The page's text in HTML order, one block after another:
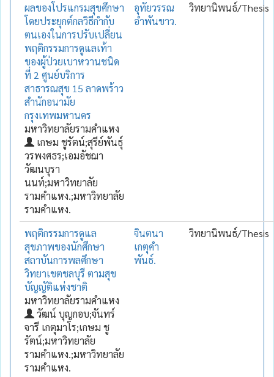
ผลของโปรแกรมสุขศึกษา
โดยประยุกต์กลวิธีกำกับ
ตนเองในการปรับเปลี่ยน
พฤติกรรมการดูแลเท้า
ของผู้ป่วยเบาหวานชนิด
ที่ 2 ศูนย์บริการ
สาธารณสุข 15 ลาดพร้าว
สำนักอนามัย
กรุงเทพมหานคร
มหาวิทยาลัยรามคำแหง
เกษม ชูรัตน์;สุรีย์พันธุ์
วรพงศธร;เอมอัชฌา
วัฒนบุรา
นนท์;มหาวิทยาลัย
รามคำแหง.;มหาวิทยาลัย
รามคำแหง.
อุทัยวรรณ
อำพันขาว.
วิทยานิพนธ์/Thesis
พฤติกรรมการดูแล
สุขภาพของนักศึกษา
สถาบันการพลศึกษา
วิทยาเขตชลบุรี ตามสุข
บัญญัติแห่งชาติ
มหาวิทยาลัยรามคำแหง
วัฒน์ บุญกอบ;จันทร์
จารี เกตุมาโร;เกษม ชู
รัตน์;มหาวิทยาลัย
รามคำแหง.;มหาวิทยาลัย
รามคำแหง.
จินตนา
เกตุคำ
พันธ์.
วิทยานิพนธ์/Thesis